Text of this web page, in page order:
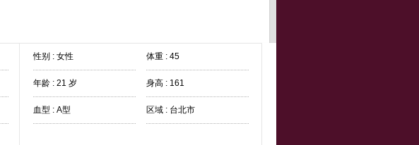
性别 : 女性 体重 : 45
年龄 : 21 岁 身高 : 161
血型 : A型 区域 : 台北市